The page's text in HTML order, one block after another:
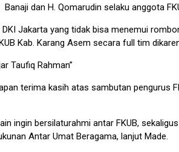
dan H. Qomarudin selaku anggota
Jakarta yang tidak bisa menemui
Kab. Karang Asem secara full tim
Taufiq Rahman”
terima kasih atas sambutan pengurus
ingin bersilaturahmi antar FKUB,
Antar Umat Beragama, lanjut Made.